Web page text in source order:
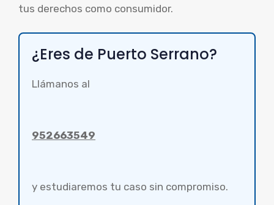
tus derechos como consumidor.
¿Eres de Puerto Serrano?
Llámanos al
952663549
y estudiaremos tu caso sin compromiso.